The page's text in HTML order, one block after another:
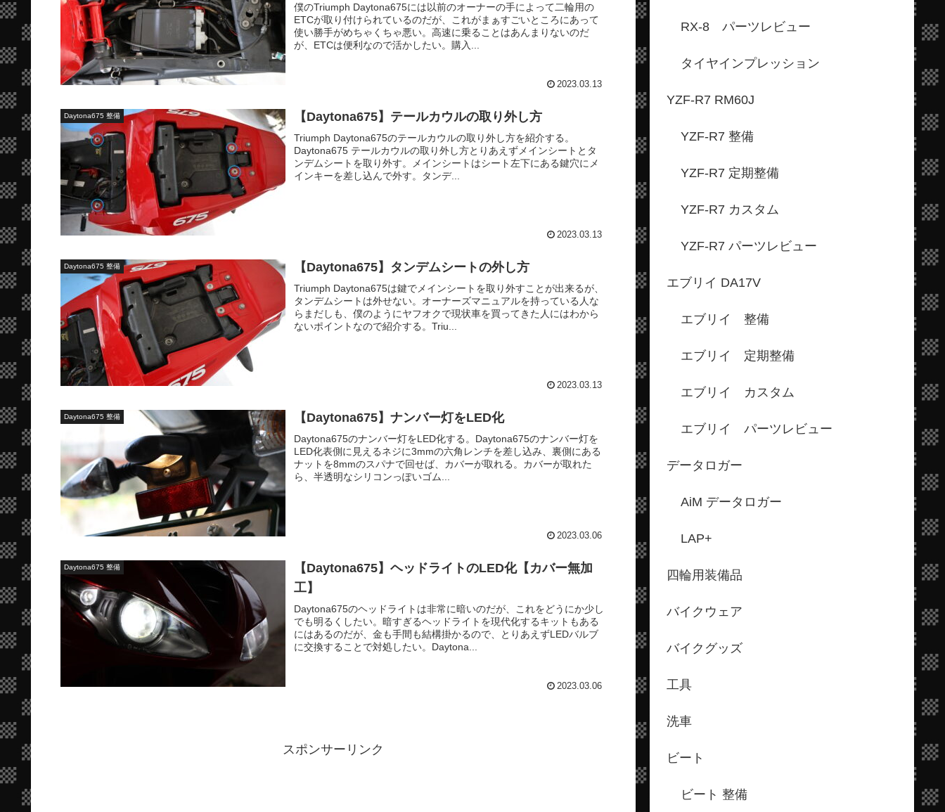
僕のTriumph Daytona675には以前のオーナーの手によって二輪用の
ETCが取り付けられているのだが、これがまぁすごいところにあって
使い勝手がめちゃくちゃ悪い。高速に乗ることはあんまりないのだ
が、ETCは便利なので活かしたい。購入...
2023.03.13
Daytona675 整備 【Daytona675】テールカウルの取り外し方
Triumph Daytona675のテールカウルの取り外し方を紹介する。
Daytona675 テールカウルの取り外し方とりあえずメインシートとタ
ンデムシートを取り外す。メインシートはシート左下にある鍵穴にメ
インキーを差し込んで外す。タンデ...
2023.03.13
Daytona675 整備 【Daytona675】タンデムシートの外し方
Triumph Daytona675は鍵でメインシートを取り外すことが出来るが、
タンデムシートは外せない。オーナーズマニュアルを持っている人な
らまだしも、僕のようにヤフオクで現状車を買ってきた人にはわから
ないポイントなので紹介する。Triu...
2023.03.13
Daytona675 整備 【Daytona675】ナンバー灯をLED化
Daytona675のナンバー灯をLED化する。Daytona675のナンバー灯を
LED化表側に見えるネジに3mmの六角レンチを差し込み、裏側にある
ナットを8mmのスパナで回せば、カバーが取れる。カバーが取れた
ら、半透明なシリコンっぽいゴム...
2023.03.06
Daytona675 整備
【Daytona675】ヘッドライトのLED化【カバー無加
工】
Daytona675のヘッドライトは非常に暗いのだが、これをどうにか少し
でも明るくしたい。暗すぎるヘッドライトを現代化するキットもある
にはあるのだが、金も手間も結構掛かるので、とりあえずLEDバルブ
に交換することで対処したい。Daytona...
2023.03.06
スポンサーリンク
RX-8 パーツレビュー
タイヤインプレッション
YZF-R7 RM60J
YZF-R7 整備
YZF-R7 定期整備
YZF-R7 カスタム
YZF-R7 パーツレビュー
エブリイ DA17V
エブリイ 整備
エブリイ 定期整備
エブリイ カスタム
エブリイ パーツレビュー
データロガー
AiM データロガー
LAP+
四輪用装備品
バイクウェア
バイクグッズ
工具
洗車
ビート
ビート 整備